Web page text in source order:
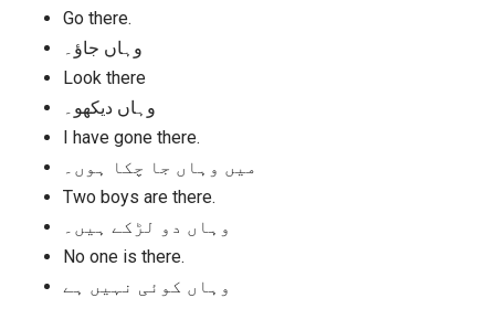
Go there.
وہاں جاؤ۔
Look there
وہاں دیکھو۔
I have gone there.
میں وہاں جا چکا ہوں۔
Two boys are there.
وہاں دو لڑکے ہیں۔
No one is there.
وہاں کوئی نہیں ہے